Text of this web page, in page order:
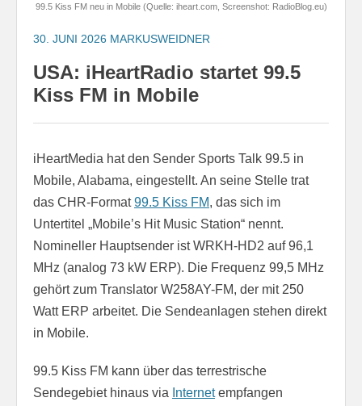
99.5 Kiss FM neu in Mobile (Quelle: iheart.com, Screenshot: RadioBlog.eu)
30. JUNI 2026 MARKUSWEIDNER
USA: iHeartRadio startet 99.5
Kiss FM in Mobile
iHeartMedia hat den Sender Sports Talk 99.5 in
Mobile, Alabama, eingestellt. An seine Stelle trat
das CHR-Format99.5 Kiss FM, das sich im
Untertitel „Mobile’s Hit Music Station“ nennt.
Nomineller Hauptsender ist WRKH-HD2 auf 96,1
MHz (analog 73 kW ERP). Die Frequenz 99,5 MHz
gehört zum Translator W258AY-FM, der mit 250
Watt ERP arbeitet. Die Sendeanlagen stehen direkt
in Mobile.
99.5 Kiss FM kann über das terrestrische
Sendegebiet hinaus via Internetempfangen